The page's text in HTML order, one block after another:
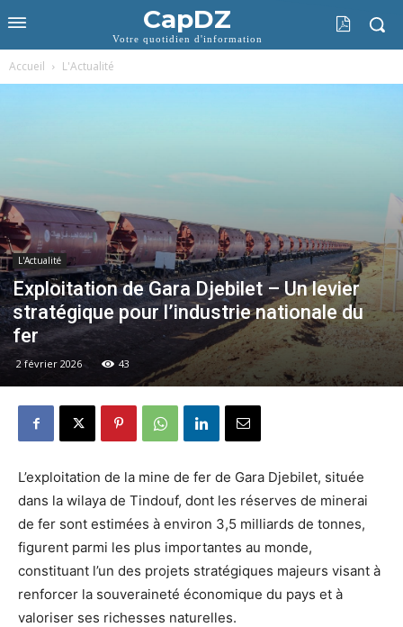
CapDZ
Votre quotidien d'information
Accueil L'Actualité
L'Actualité
Exploitation de Gara Djebilet – Un levier
stratégique pour l’industrie nationale du
fer
2 février 2026 43
L’exploitation de la mine de fer de Gara Djebilet, située
dans la wilaya de Tindouf, dont les réserves de minerai
de fer sont estimées à environ 3,5 milliards de tonnes,
figurent parmi les plus importantes au monde,
constituant l’un des projets stratégiques majeurs visant à
renforcer la souveraineté économique du pays et à
valoriser ses richesses naturelles.